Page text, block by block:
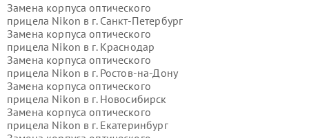
Замена корпуса оптического
прицела Nikon в г. Санкт-Петербург
Замена корпуса оптического
прицела Nikon в г. Краснодар
Замена корпуса оптического
прицела Nikon в г. Ростов-на-Дону
Замена корпуса оптического
прицела Nikon в г. Новосибирск
Замена корпуса оптического
прицела Nikon в г. Екатеринбург